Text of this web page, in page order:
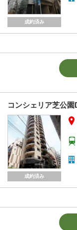
成約済み
コンシェリア芝公園
成約済み